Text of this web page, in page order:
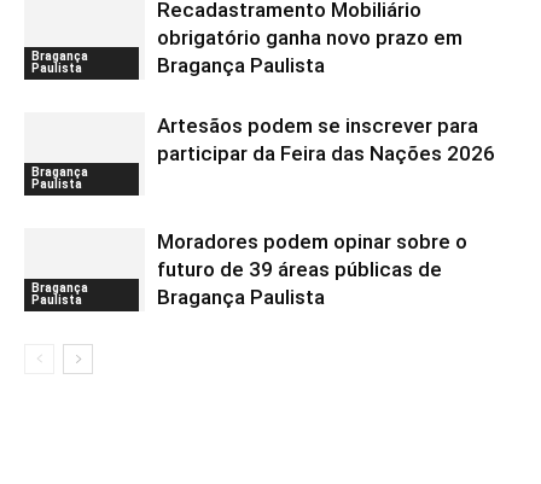
Bragança
Paulista
Recadastramento Mobiliário
obrigatório ganha novo prazo em
Bragança Paulista
Bragança
Paulista
Artesãos podem se inscrever para
participar da Feira das Nações 2026
Bragança
Paulista
Moradores podem opinar sobre o
futuro de 39 áreas públicas de
Bragança Paulista